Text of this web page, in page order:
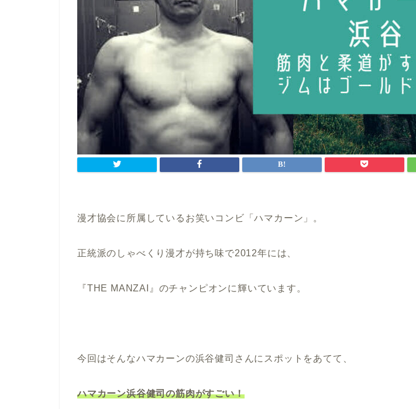
漫才協会に所属しているお笑いコンビ「ハマカーン」。
正統派のしゃべくり漫才が持ち味で2012年には、
『THE MANZAI』のチャンピオンに輝いています。
今回はそんなハマカーンの浜谷健司さんにスポットをあてて、
ハマカーン浜谷健司の筋肉がすごい！